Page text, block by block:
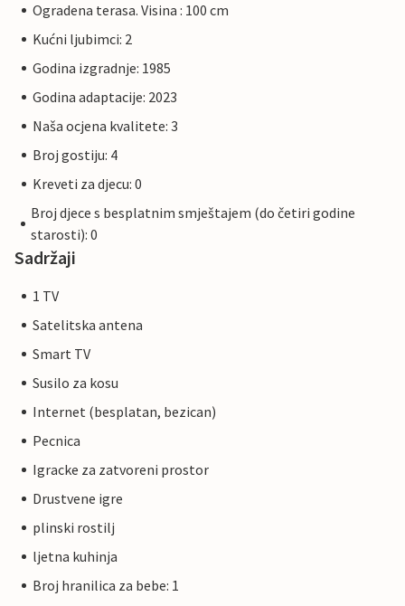
Ogradena terasa. Visina : 100 cm
Kućni ljubimci: 2
Godina izgradnje: 1985
Godina adaptacije: 2023
Naša ocjena kvalitete: 3
Broj gostiju: 4
Kreveti za djecu: 0
Broj djece s besplatnim smještajem (do četiri godine
starosti): 0
Sadržaji
1 TV
Satelitska antena
Smart TV
Susilo za kosu
Internet (besplatan, bezican)
Pecnica
Igracke za zatvoreni prostor
Drustvene igre
plinski rostilj
ljetna kuhinja
Broj hranilica za bebe: 1